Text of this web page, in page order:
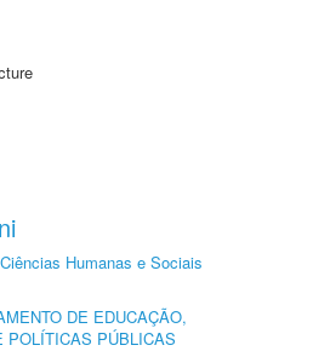
Humanas e Sociais
DE EDUCAÇÃO,
PÚBLICAS